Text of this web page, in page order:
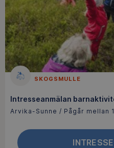
SKOGSMULLE
Intresseanmälan
Arvika-Sunne / Pågår mellan